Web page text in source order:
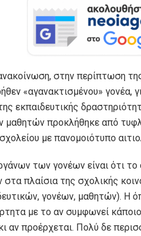
στην περίπτωση
«αγανακτισμένου» γονέα,
εκπαιδευτικής
μαθητών προκλήθηκε από
με πανομοιότυπο
των γονέων είναι ότι το
πλαίσια της σχολικής
γονέων, μαθητών). Η
με το αν συμφωνεί
αν προέρχεται. Πολύ δε